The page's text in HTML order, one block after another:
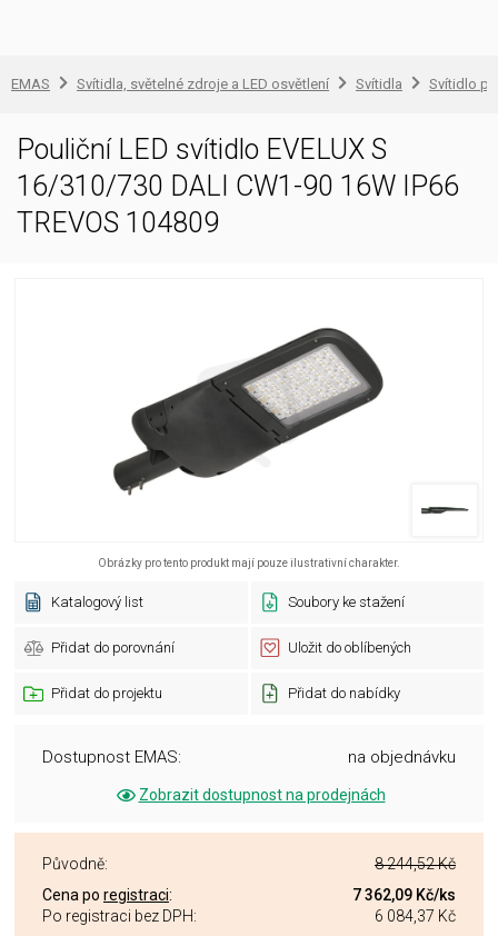
EMAS Svítidla, světelné zdroje a LED osvětlení Svítidla Svítidlo
Pouliční LED svítidlo EVELUX S
16/310/730 DALI CW1-90 16W IP66
TREVOS 104809
Obrázky pro tento produkt mají pouze ilustrativní charakter.
Katalogový list Soubory ke stažení
Přidat do porovnání Uložit do oblíbených
Přidat do projektu Přidat do nabídky
Dostupnost EMAS: na objednávku
Zobrazit dostupnost na prodejnách
Původně:
8 244,52 Kč
Cena po registraci: 7 362,09 Kč/ks
Po registraci bez DPH:
6 084,37 Kč